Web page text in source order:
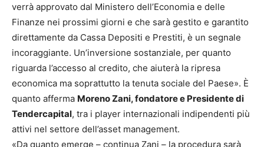
verrà approvato dal Ministero dell’Economia e delle
Finanze nei prossimi giorni e che sarà gestito e garantito
direttamente da Cassa Depositi e Prestiti, è un segnale
incoraggiante. Un’inversione sostanziale, per quanto
riguarda l’accesso al credito, che aiuterà la ripresa
economica ma soprattutto la tenuta sociale del Paese». È
quanto afferma Moreno Zani, fondatore e Presidente di
Tendercapital, tra i player internazionali indipendenti più
attivi nel settore dell’asset management.
«Da quanto emerge – continua Zani – la procedura sarà